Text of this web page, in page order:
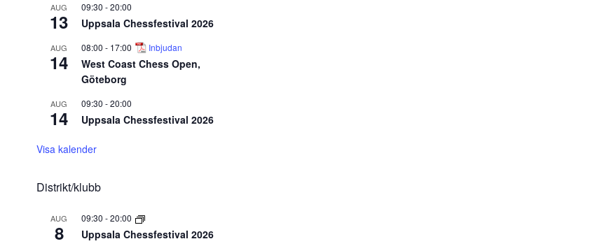
AUG
13
09:30 -20:00
Uppsala Chessfestival 2026
AUG
14
08:00 - 17:00 Inbjudan
West Coast Chess Open,
Göteborg
AUG
14
09:30 -20:00
Uppsala Chessfestival 2026
Visa kalender
Distrikt/klubb
AUG
8
09:30 -20:00
Uppsala Chessfestival 2026